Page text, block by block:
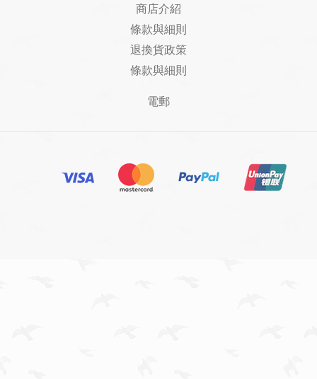
商店介紹
條款與細則
退換貨政策
條款與細則
電郵